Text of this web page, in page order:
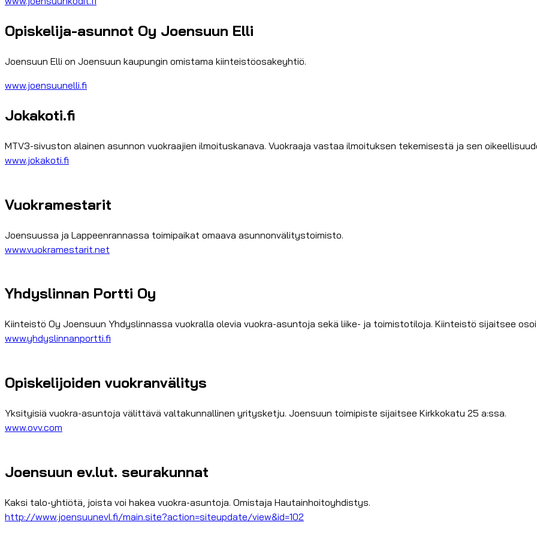
Opiskelija-asunnot Oy Joensuun Elli
Joensuun Elli on Joensuun kaupungin omistama kiinteistöosakeyhtiö.
www.joensuunelli.fi
Jokakoti.fi
MTV3-sivuston alainen asunnon vuokraajien ilmoituskanava. Vuokraaja vastaa ilmoituksen tekemisestä ja sen
www.jokakoti.fi
Vuokramestarit
Joensuussa ja Lappeenrannassa toimipaikat omaava asunnonvälitystoimisto.
www.vuokramestarit.net
Yhdyslinnan Portti Oy
Kiinteistö Oy Joensuun Yhdyslinnassa vuokralla olevia vuokra-asuntoja sekä liike- ja toimistotiloja. Kiinteistö sijaitsee
www.yhdyslinnanportti.fi
Opiskelijoiden vuokranvälitys
Yksityisiä vuokra-asuntoja välittävä valtakunnallinen yritysketju. Joensuun toimipiste sijaitsee Kirkkokatu 25 a:ssa.
www.ovv.com
Joensuun ev.lut. seurakunnat
Kaksi talo-yhtiötä, joista voi hakea vuokra-asuntoja. Omistaja Hautainhoitoyhdistys.
http://www.joensuunevl.fi/main.site?action=siteupdate/view&id=102